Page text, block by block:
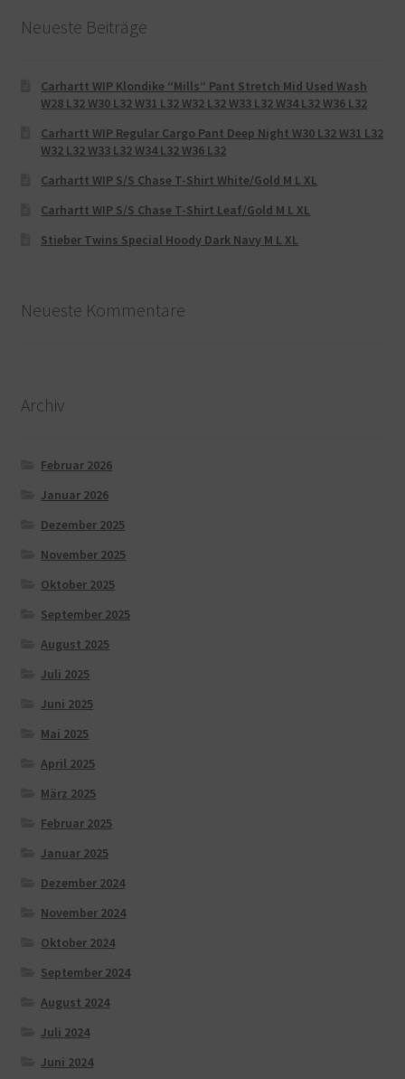
Neueste Beiträge
Carhartt WIP Klondike “Mills“ Pant Stretch Mid Used Wash
W28 L32 W30 L32 W31 L32 W32 L32 W33 L32 W34 L32 W36 L32
Carhartt WIP Regular Cargo Pant Deep Night W30 L32 W31 L32
W32 L32 W33 L32 W34 L32 W36 L32
Carhartt WIP S/S Chase T-Shirt White/Gold M L XL
Carhartt WIP S/S Chase T-Shirt Leaf/Gold M L XL
Stieber Twins Special Hoody Dark Navy M L XL
Neueste Kommentare
Archiv
Februar 2026
Januar 2026
Dezember 2025
November 2025
Oktober 2025
September 2025
August 2025
Juli 2025
Juni 2025
Mai 2025
April 2025
März 2025
Februar 2025
Januar 2025
Dezember 2024
November 2024
Oktober 2024
September 2024
August 2024
Juli 2024
Juni 2024